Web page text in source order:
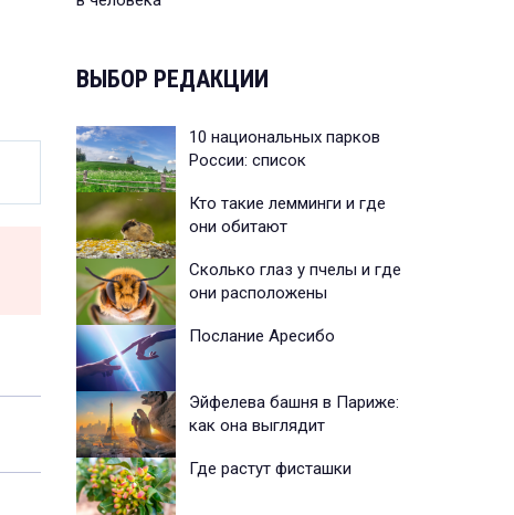
ВЫБОР РЕДАКЦИИ
10 национальных парков
России: список
Кто такие лемминги и где
они обитают
Сколько глаз у пчелы и где
они расположены
Послание Аресибо
Эйфелева башня в Париже:
как она выглядит
Где растут фисташки